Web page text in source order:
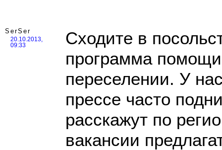
SerSer
20.10.2013,
09:33
Сходите в
программа помощи
переселении. У
прессе часто
расскажут по
вакансии